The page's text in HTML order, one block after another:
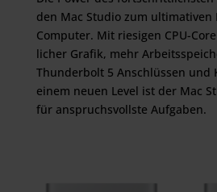
den Mac Studio zum ulti­ma­tiven
Computer. Mit riesigen CPU-
licher Grafik, mehr
Thunder­bolt 5 Anschlüssen und
einem neuen Level ist der Mac
für anspruchs­vollste Aufgaben.